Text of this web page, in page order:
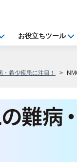
お役立ちツール
・希少疾患に注目！